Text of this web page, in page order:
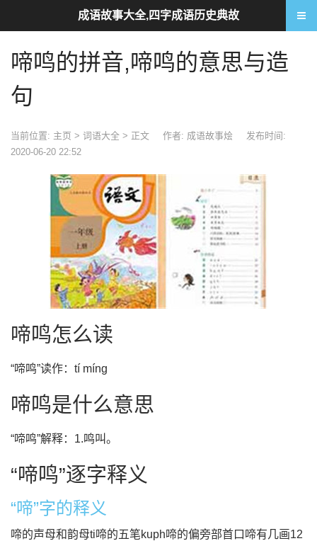
啼鸣的拼音,啼鸣的意思与造
句
当前位置: 主页 > 词语大全 > 正文 作者: 成语故事烩
发布时间:
2020-06-20 22:52
啼鸣怎么读
“啼鸣”读作：tí míng
啼鸣是什么意思
“啼鸣”解释：1.鸣叫。
“啼鸣”逐字释义
“啼”字的释义
啼的声母和韵母ti啼的五笔kuph啼的偏旁部首口啼有几画12
成语故事大全,四字成语历史典故